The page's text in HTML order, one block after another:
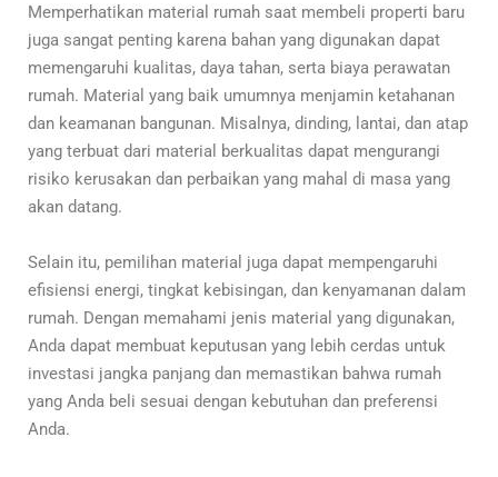
Memperhatikan material rumah saat membeli properti baru
juga sangat penting karena bahan yang digunakan dapat
memengaruhi kualitas, daya tahan, serta biaya perawatan
rumah. Material yang baik umumnya menjamin ketahanan
dan keamanan bangunan. Misalnya, dinding, lantai, dan atap
yang terbuat dari material berkualitas dapat mengurangi
risiko kerusakan dan perbaikan yang mahal di masa yang
akan datang.
Selain itu, pemilihan material juga dapat mempengaruhi
efisiensi energi, tingkat kebisingan, dan kenyamanan dalam
rumah. Dengan memahami jenis material yang digunakan,
Anda dapat membuat keputusan yang lebih cerdas untuk
investasi jangka panjang dan memastikan bahwa rumah
yang Anda beli sesuai dengan kebutuhan dan preferensi
Anda.